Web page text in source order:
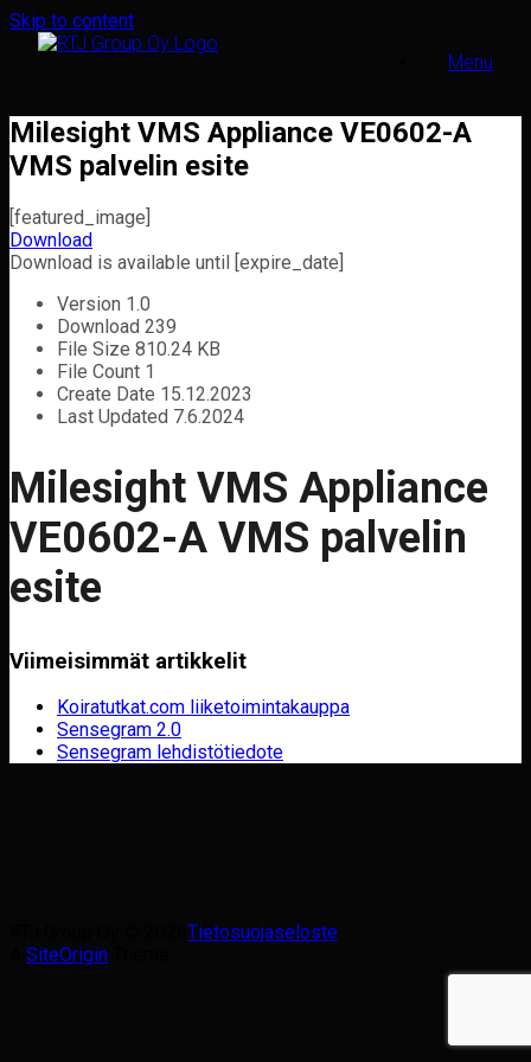
Skip to content
Menu
Milesight VMS Appliance VE0602-A
VMS palvelin esite
[featured_image]
Download
Download is available until [expire_date]
Version 1.0
Download 239
File Size 810.24 KB
File Count 1
Create Date 15.12.2023
Last Updated 7.6.2024
Milesight VMS Appliance
VE0602-A VMS palvelin
esite
Viimeisimmät artikkelit
Koiratutkat.com liiketoimintakauppa
Sensegram 2.0
Sensegram lehdistötiedote
Tietosuojaseloste
SiteOrigin